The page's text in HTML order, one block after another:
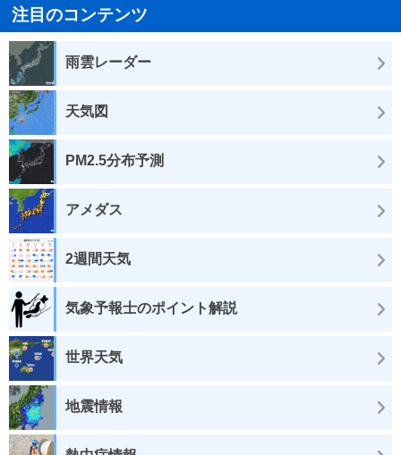
注目のコンテンツ
雨雲レーダー
天気図
PM2.5分布予測
アメダス
2週間天気
気象予報士のポイント解説
世界天気
地震情報